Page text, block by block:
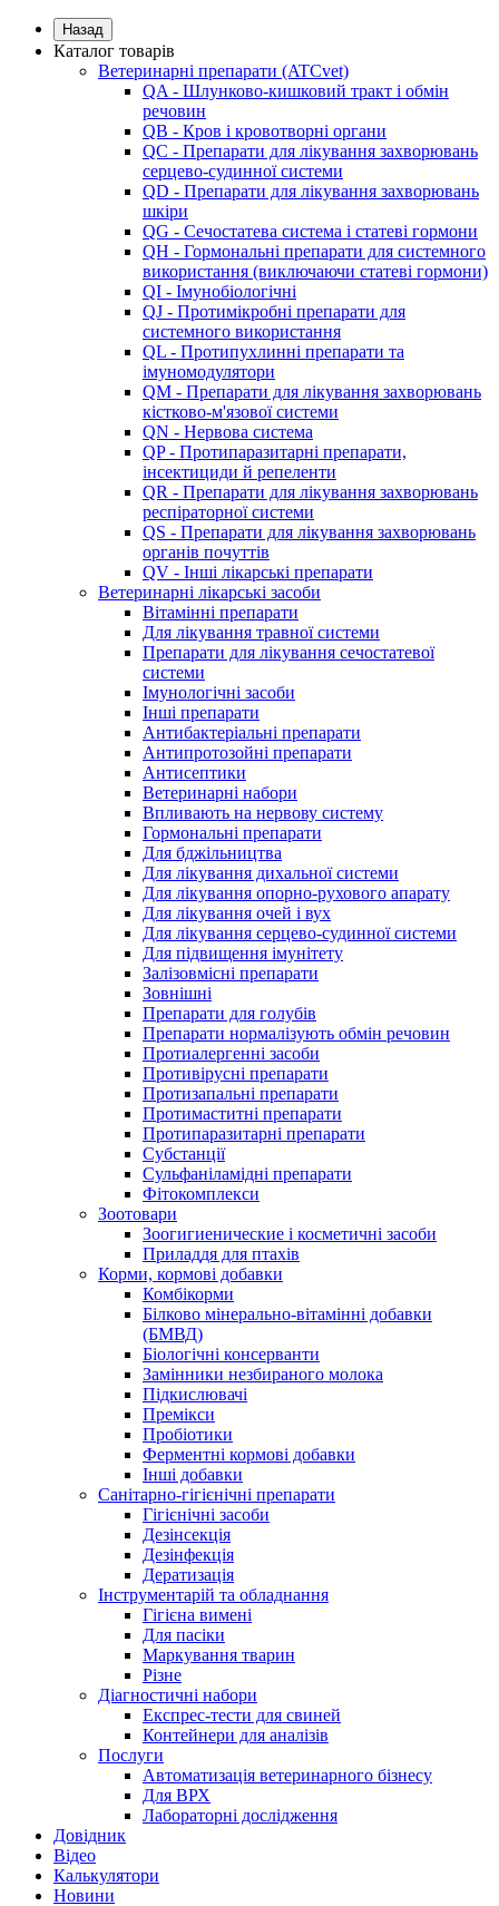
Назад
Каталог товарів
Ветеринарні препарати (ATCvet)
QA - Шлунково-кишковий тракт і обмін
речовин
QB - Кров і кровотворні органи
QC - Препарати для лікування захворювань
серцево-судинної системи
QD - Препарати для лікування захворювань
шкіри
QG - Сечостатева система і статеві гормони
QH - Гормональні препарати для системного
використання (виключаючи статеві гормони)
QI - Імунобіологічні
QJ - Протимікробні препарати для
системного використання
QL - Протипухлинні препарати та
імуномодулятори
QM - Препарати для лікування захворювань
кістково-м'язової системи
QN - Нервова система
QP - Протипаразитарні препарати,
інсектициди й репеленти
QR - Препарати для лікування захворювань
респіраторної системи
QS - Препарати для лікування захворювань
органів почуттів
QV - Інші лікарські препарати
Ветеринарні лікарські засоби
Вітамінні препарати
Для лікування травної системи
Препарати для лікування сечостатевої
системи
Імунологічні засоби
Інші препарати
Антибактеріальні препарати
Антипротозойні препарати
Антисептики
Ветеринарні набори
Впливають на нервову систему
Гормональні препарати
Для бджільництва
Для лікування дихальної системи
Для лікування опорно-рухового апарату
Для лікування очей і вух
Для лікування серцево-судинної системи
Для підвищення імунітету
Залізовмісні препарати
Зовнішні
Препарати для голубів
Препарати нормалізують обмін речовин
Протиалергенні засоби
Противірусні препарати
Протизапальні препарати
Протимаститні препарати
Протипаразитарні препарати
Субстанції
Сульфаніламідні препарати
Фітокомплекси
Зоотовари
Зоогигиенические і косметичні засоби
Приладдя для птахів
Корми, кормові добавки
Комбікорми
Білково мінерально-вітамінні добавки
(БМВД)
Біологічні консерванти
Замінники незбираного молока
Підкислювачі
Премікси
Пробіотики
Ферментні кормові добавки
Інші добавки
Санітарно-гігієнічні препарати
Гігієнічні засоби
Дезінсекція
Дезінфекція
Дератизація
Інструментарій та обладнання
Гігієна вимені
Для пасіки
Маркування тварин
Різне
Діагностичні набори
Експрес-тести для свиней
Контейнери для аналізів
Послуги
Автоматизація ветеринарного бізнесу
Для ВРХ
Лабораторні дослідження
Довідник
Відео
Калькулятори
Новини